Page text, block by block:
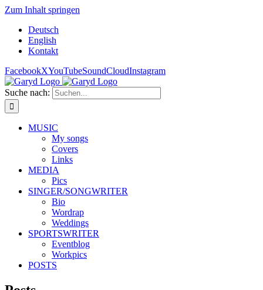
Zum Inhalt springen
Deutsch
English
Kontakt
FacebookXYouTubeSoundCloudInstagram
Suche nach:
MUSIC
My songs
Covers
Links
MEDIA
Pics
SINGER/SONGWRITER
Bio
Wordrap
Weddings
SPORTSWRITER
Eventblog
Workpics
POSTS